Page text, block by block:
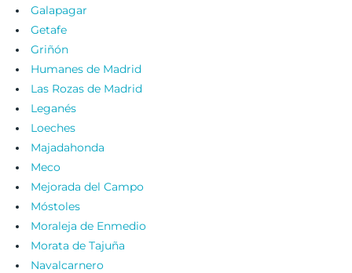
Galapagar
Getafe
Griñón
Humanes de Madrid
Las Rozas de Madrid
Leganés
Loeches
Majadahonda
Meco
Mejorada del Campo
Móstoles
Moraleja de Enmedio
Morata de Tajuña
Navalcarnero